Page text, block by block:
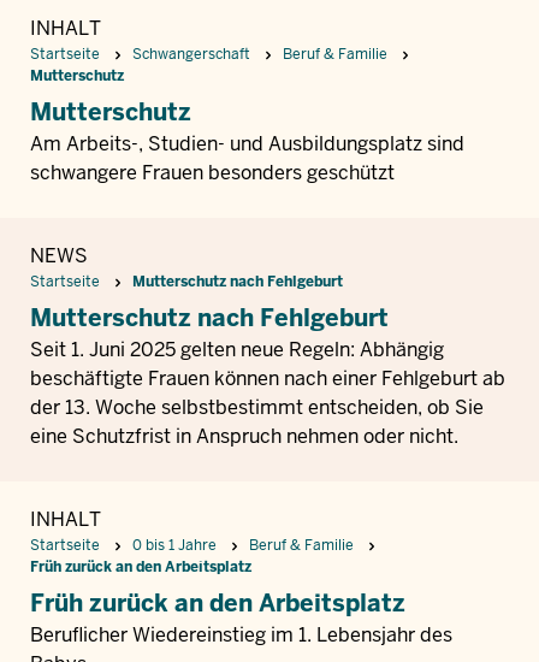
INHALT
Startseite Schwangerschaft
Beruf & Familie
Mutterschutz
Mutterschutz
Am Arbeits-, Studien- und Ausbildungsplatz sind
schwangere Frauen besonders geschützt
NEWS
Startseite Mutterschutz nach Fehlgeburt
Mutterschutz nach Fehlgeburt
Seit 1. Juni 2025 gelten neue Regeln: Abhängig
beschäftigte Frauen können nach einer Fehlgeburt ab
der 13. Woche selbstbestimmt entscheiden, ob Sie
eine Schutzfrist in Anspruch nehmen oder nicht.
INHALT
Startseite 0 bis 1 Jahre
Beruf & Familie
Früh zurück an den Arbeitsplatz
Früh zurück an den Arbeitsplatz
Beruflicher Wiedereinstieg im 1. Lebensjahr des